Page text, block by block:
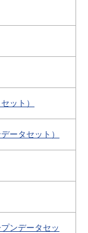
ット）
ータセット）
ンデータセッ